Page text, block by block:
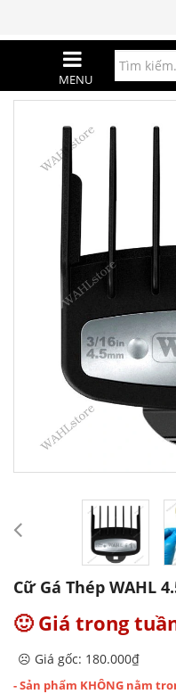
MENU
Cữ Gá Thép WAHL
🙂 Giá trong
☹️ Giá gốc: 180.000₫
- Sản phẩm KHÔNG nằm